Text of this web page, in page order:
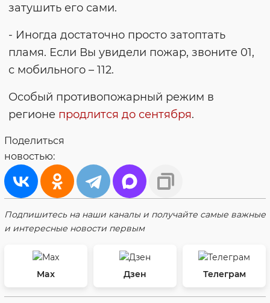
затушить его сами.
- Иногда достаточно просто затоптать
пламя. Если Вы увидели пожар, звоните 01,
с мобильного – 112.
Особый противопожарный режим в
регионе продлится до сентября.
Поделиться
новостью:
Подпишитесь на наши каналы и получайте самые важные
и интересные новости первым
Max Дзен Телеграм